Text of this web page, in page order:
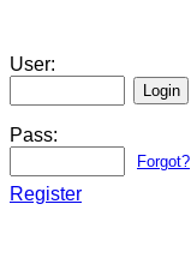
User:
Pass:
Forgot?
Register